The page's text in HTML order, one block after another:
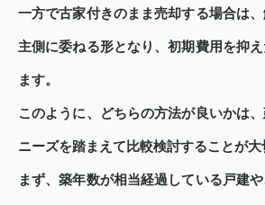
一方で古家付きのまま売却する場合は
主側に委ねる形となり、初期費用を抑
ます。
このように、どちらの方法が良いかは
ニーズを踏まえて比較検討することが大
まず、築年数が相当経過している戸建